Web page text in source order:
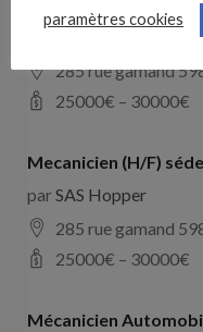
Mecanicien (H/F)
285 rue gamand
25000€ – 30000€
Mecanicien (H/F)
parSAS Hopper
285 rue gamand
25000€ – 30000€
Mécanicien
paramètres cookies